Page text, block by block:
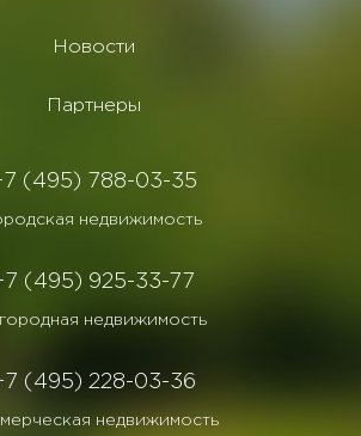
Новости
Партнеры
(495) 788-03-35
недвижимость
(495) 925-33-77
недвижимость
(495) 228-03-36
недвижимость